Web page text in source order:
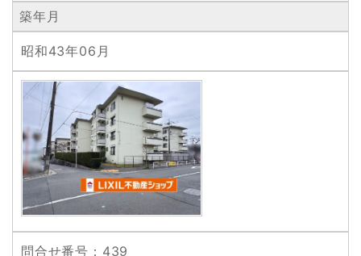
築年月
昭和43年06月
問合せ番号 ：439